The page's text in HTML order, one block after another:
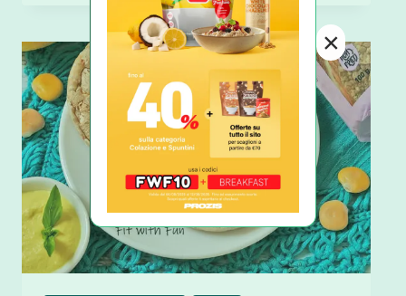
UOVA
SODE
YOGURT
GRECO
SENZA
OLIO
×